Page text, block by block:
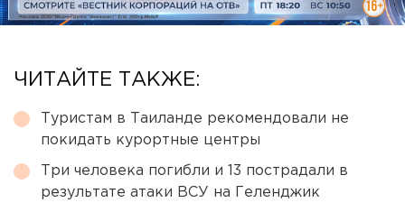
ЧИТАЙТЕ ТАКЖЕ:
Туристам в Таиланде рекомендовали не
покидать курортные центры
Три человека погибли и 13 пострадали в
результате атаки ВСУ на Геленджик